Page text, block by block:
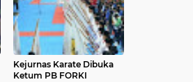
Kejurnas Karate Dibuka
Ketum PB FORKI